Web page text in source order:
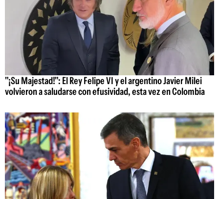
"¡Su Majestad!": El Rey Felipe VI y el argentino Javier Milei
volvieron a saludarse con efusividad, esta vez en Colombia